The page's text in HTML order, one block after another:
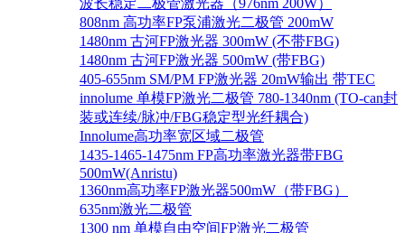
波长稳定二极管激光器（976nm 200W）
808nm 高功率FP泵浦激光二极管 200mW
1480nm 古河FP激光器 300mW (不带FBG)
1480nm 古河FP激光器 500mW (带FBG)
405-655nm SM/PM FP激光器 20mW输出 带TEC
innolume 单模FP激光二极管 780-1340nm (TO-can封
装或连续/脉冲/FBG稳定型光纤耦合)
Innolume高功率宽区域二极管
1435-1465-1475nm FP高功率激光器带FBG
500mW(Anristu)
1360nm高功率FP激光器500mW（带FBG）
635nm激光二极管
1300 nm 单模自由空间FP激光二极管